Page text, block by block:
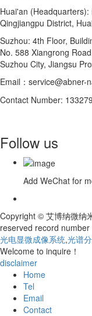
Huai'an
Qingjiangpu District,
Suzhou: 4th Floor,
No. 588 Xiangrong
Suzhou City, Jiangsu
Email：service@abner-
Contact Number:
Follow us
Add WeChat for
Copyright © 艾博纳微纳
reserved record number
光电显微成像系统,光谱
Welcome to inquire！
disclaimer
Home
Tel
Email
Contact